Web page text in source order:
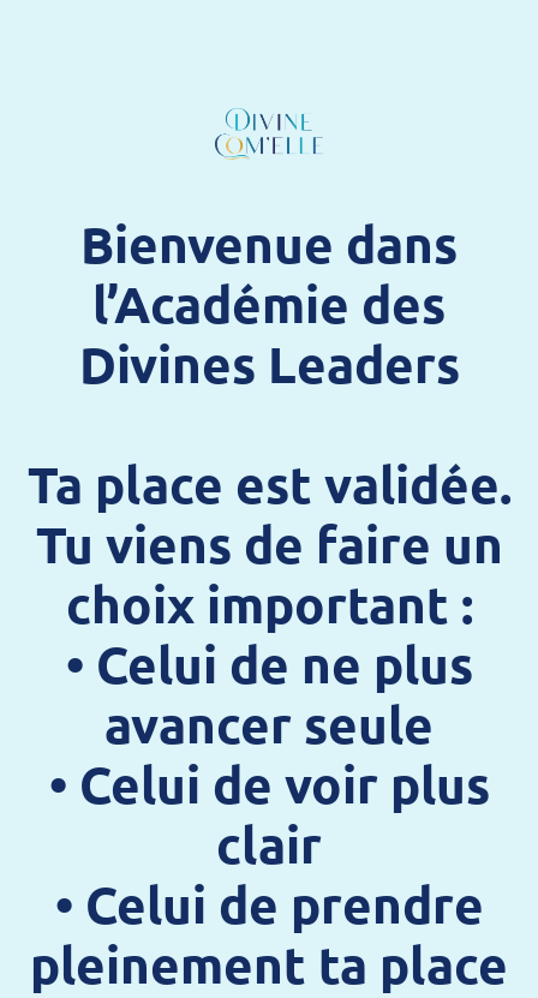
Bienvenue dans
l’Académie des
Divines Leaders
Ta place est validée.
Tu viens de faire un
choix important :
• Celui de ne plus
avancer seule
• Celui de voir plus
clair
• Celui de prendre
pleinement ta place